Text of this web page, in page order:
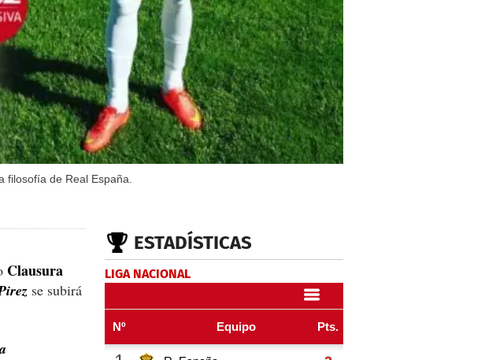
de Real España.
Clausura
se subirá
ESTADÍSTICAS
LIGA NACIONAL